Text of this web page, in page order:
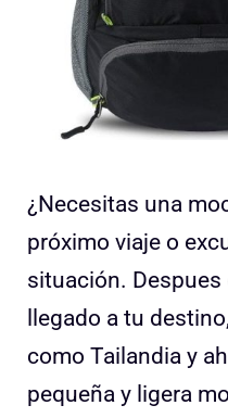
¿Necesitas una
próximo viaje o
situación. Despues
llegado a tu
como Tailandia y
pequeña y ligera